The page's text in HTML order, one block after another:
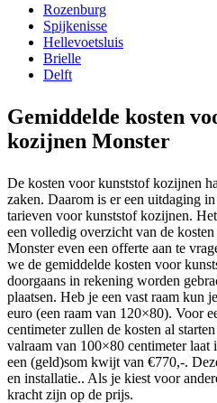
Rozenburg
Spijkenisse
Hellevoetsluis
Brielle
Delft
Gemiddelde kosten
kozijnen Monster
De kosten voor kunststof kozijnen
zaken. Daarom is er een uitdaging
tarieven voor kunststof kozijnen.
een volledig overzicht van de
Monster even een offerte aan te
we de gemiddelde kosten voor
doorgaans in rekening worden
plaatsen. Heb je een vast raam kun
euro (een raam van 120×80). Voor
centimeter zullen de kosten al
valraam van 100×80 centimeter laat
een (geld)som kwijt van €770,-.
en installatie.. Als je kiest voor
kracht zijn op de prijs.